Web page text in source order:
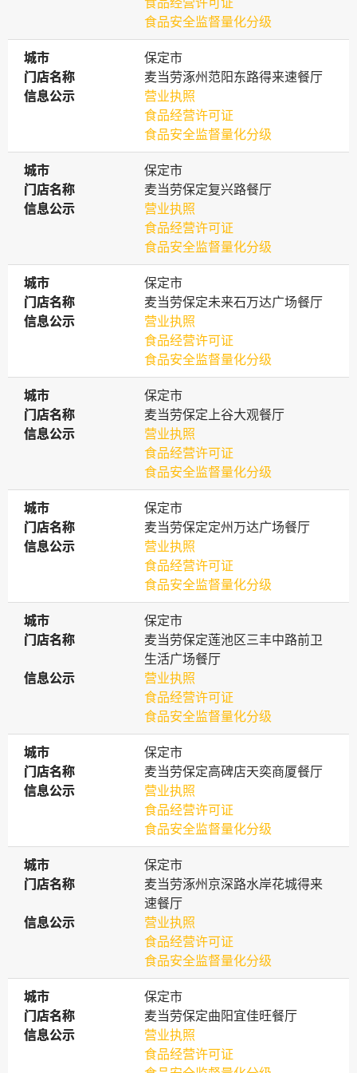
食品安全监督量化分级
城市
城市
保定市
门店名称
门店名称
麦当劳涿州范阳东路得来速餐厅
信息公示
信息公示
营业执照
食品经营许可证
食品安全监督量化分级
城市
城市
保定市
门店名称
门店名称
麦当劳保定复兴路餐厅
信息公示
信息公示
营业执照
食品经营许可证
食品安全监督量化分级
城市
城市
保定市
门店名称
门店名称
麦当劳保定未来石万达广场餐厅
信息公示
信息公示
营业执照
食品经营许可证
食品安全监督量化分级
城市
城市
保定市
门店名称
门店名称
麦当劳保定上谷大观餐厅
信息公示
信息公示
营业执照
食品经营许可证
食品安全监督量化分级
城市
城市
保定市
门店名称
门店名称
麦当劳保定定州万达广场餐厅
信息公示
信息公示
营业执照
食品经营许可证
食品安全监督量化分级
城市
城市
保定市
门店名称
门店名称
麦当劳保定莲池区三丰中路前卫
生活广场餐厅
信息公示
信息公示
营业执照
食品经营许可证
食品安全监督量化分级
城市
城市
保定市
门店名称
门店名称
麦当劳保定高碑店天奕商厦餐厅
信息公示
信息公示
营业执照
食品经营许可证
食品安全监督量化分级
城市
城市
保定市
门店名称
门店名称
麦当劳涿州京深路水岸花城得来
速餐厅
信息公示
信息公示
营业执照
食品经营许可证
食品安全监督量化分级
城市
城市
保定市
门店名称
门店名称
麦当劳保定曲阳宜佳旺餐厅
信息公示
信息公示
营业执照
食品经营许可证